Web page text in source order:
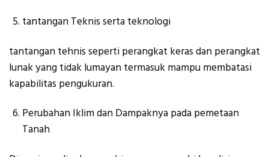
tantangan Teknis serta teknologi
tantangan tehnis seperti perangkat keras dan perangkat
lunak yang tidak lumayan termasuk mampu membatasi
kapabilitas pengukuran.
Perubahan Iklim dan Dampaknya pada pemetaan
Tanah